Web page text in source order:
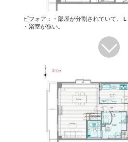
ビフォア：・部屋が分割されていて、Ｌ
・浴室が狭い。